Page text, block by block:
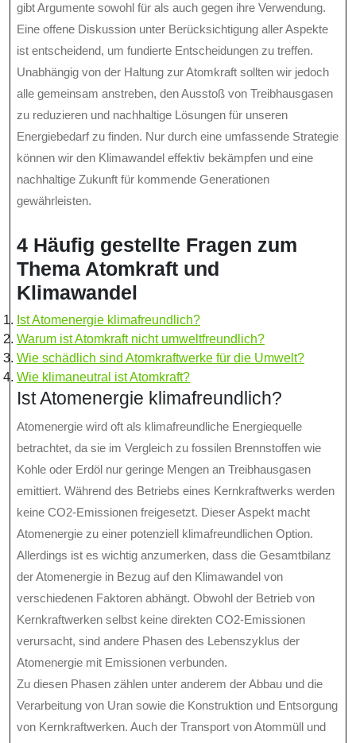
gibt Argumente sowohl für als auch gegen ihre Verwendung.
Eine offene Diskussion unter Berücksichtigung aller Aspekte
ist entscheidend, um fundierte Entscheidungen zu treffen.
Unabhängig von der Haltung zur Atomkraft sollten wir jedoch
alle gemeinsam anstreben, den Ausstoß von Treibhausgasen
zu reduzieren und nachhaltige Lösungen für unseren
Energiebedarf zu finden. Nur durch eine umfassende Strategie
können wir den Klimawandel effektiv bekämpfen und eine
nachhaltige Zukunft für kommende Generationen
gewährleisten.
4 Häufig gestellte Fragen zum
Thema Atomkraft und
Klimawandel
Ist Atomenergie klimafreundlich?
Warum ist Atomkraft nicht umweltfreundlich?
Wie schädlich sind Atomkraftwerke für die Umwelt?
Wie klimaneutral ist Atomkraft?
Ist Atomenergie klimafreundlich?
Atomenergie wird oft als klimafreundliche Energiequelle
betrachtet, da sie im Vergleich zu fossilen Brennstoffen wie
Kohle oder Erdöl nur geringe Mengen an Treibhausgasen
emittiert. Während des Betriebs eines Kernkraftwerks werden
keine CO2-Emissionen freigesetzt. Dieser Aspekt macht
Atomenergie zu einer potenziell klimafreundlichen Option.
Allerdings ist es wichtig anzumerken, dass die Gesamtbilanz
der Atomenergie in Bezug auf den Klimawandel von
verschiedenen Faktoren abhängt. Obwohl der Betrieb von
Kernkraftwerken selbst keine direkten CO2-Emissionen
verursacht, sind andere Phasen des Lebenszyklus der
Atomenergie mit Emissionen verbunden.
Zu diesen Phasen zählen unter anderem der Abbau und die
Verarbeitung von Uran sowie die Konstruktion und Entsorgung
von Kernkraftwerken. Auch der Transport von Atommüll und